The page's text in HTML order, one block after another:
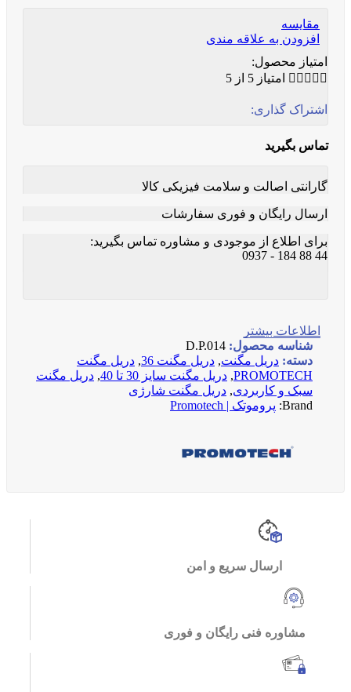
مقایسه
افزودن به علاقه مندی
امتیاز محصول:
     امتیاز 5 از 5
اشتراک گذاری:
تماس بگیرید
گارانتی اصالت و سلامت فیزیکی کالا
ارسال رایگان و فوری سفارشات
برای اطلاع از موجودی و مشاوره تماس بگیرید:
44 88 184 - 0937
اطلاعات بیشتر
شناسه محصول: D.P.014
دسته: دریل مگنت, دریل مگنت 36 , دریل مگنت
PROMOTECH
, دریل مگنت سایز 30 تا 40 , دریل مگنت
سبک و کاربردی, دریل مگنت شارژی
Brand: پروموتک | Promotech
ارسال سریع و امن
مشاوره فنی رایگان و فوری